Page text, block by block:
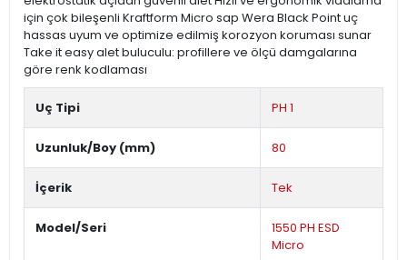
için çok bileşenli Kraftform Micro sap Wera Black Point uç
hassas uyum ve optimize edilmiş korozyon koruması sunar
Take it easy alet buluculu: profillere ve ölçü damgalarına
göre renk kodlaması
Uç Tipi PH 1
Uzunluk/Boy (mm) 80
İçerik Tek
Model/Seri
1550 PH ESD
Micro